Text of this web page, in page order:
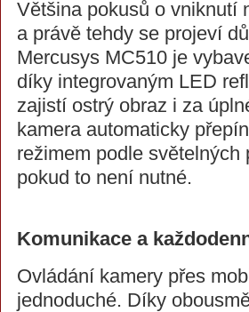
Většina pokusů o vniknutí
a právě tehdy se projeví
Mercusys MC510 je
díky integrovaným LED
zajistí ostrý obraz i za
kamera automaticky
režimem podle
pokud to není nutné.
Komunikace a
Ovládání kamery přes
jednoduché. Díky